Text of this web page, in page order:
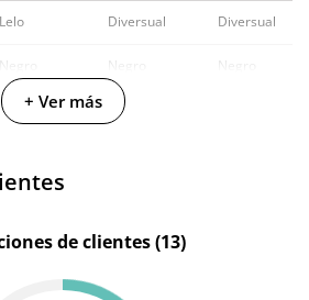
Lelo Diversual Diversual
Negro Negro Negro
Silicona Silicona
+ Ver más
de clientes (13)